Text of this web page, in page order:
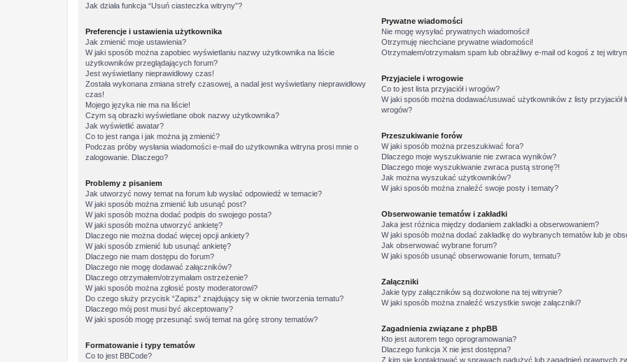
Jak działa funkcja “Usuń ciasteczka witryny”?
Preferencje i ustawienia użytkownika
Jak zmienić moje ustawienia?
W jaki sposób można zapobiec wyświetlaniu nazwy użytkownika na liście
użytkowników przeglądających forum?
Jest wyświetlany nieprawidłowy czas!
Została wykonana zmiana strefy czasowej, a nadal jest wyświetlany nieprawidłowy
czas!
Mojego języka nie ma na liście!
Czym są obrazki wyświetlane obok nazwy użytkownika?
Jak wyświetlić awatar?
Co to jest ranga i jak można ją zmienić?
Podczas próby wysłania wiadomości e-mail do użytkownika witryna prosi mnie o
zalogowanie. Dlaczego?
Problemy z pisaniem
Jak utworzyć nowy temat na forum lub wysłać odpowiedź w temacie?
W jaki sposób można zmienić lub usunąć post?
W jaki sposób można dodać podpis do swojego posta?
W jaki sposób można utworzyć ankietę?
Dlaczego nie można dodać więcej opcji ankiety?
W jaki sposób zmienić lub usunąć ankietę?
Dlaczego nie mam dostępu do forum?
Dlaczego nie mogę dodawać załączników?
Dlaczego otrzymałem/otrzymałam ostrzeżenie?
W jaki sposób można zgłosić posty moderatorowi?
Do czego służy przycisk “Zapisz” znajdujący się w oknie tworzenia tematu?
Dlaczego mój post musi być akceptowany?
W jaki sposób mogę przesunąć swój temat na górę strony tematów?
Formatowanie i typy tematów
Co to jest BBCode?
Prywatne wiadomości
Nie mogę wysyłać prywatnych wiadomości!
Otrzymuję niechciane prywatne wiadomości!
Otrzymałem/otrzymałam spam lub obraźliwy e-mail od kogoś z tej
Przyjaciele i wrogowie
Co to jest lista przyjaciół i wrogów?
W jaki sposób można dodawać/usuwać użytkowników z listy przyjaciół
wrogów?
Przeszukiwanie forów
W jaki sposób można przeszukiwać fora?
Dlaczego moje wyszukiwanie nie zwraca wyników?
Dlaczego moje wyszukiwanie zwraca pustą stronę?!
Jak można wyszukać użytkowników?
W jaki sposób można znaleźć swoje posty i tematy?
Obserwowanie tematów i zakładki
Jaka jest różnica między dodaniem zakładki a obserwowaniem?
W jaki sposób można dodać zakładkę do wybranych tematów lub je
Jak obserwować wybrane forum?
W jaki sposób usunąć obserwowanie forum, tematu?
Załączniki
Jakie typy załączników są dozwolone na tej witrynie?
W jaki sposób można znaleźć wszystkie swoje załączniki?
Zagadnienia związane z phpBB
Kto jest autorem tego oprogramowania?
Dlaczego funkcja X nie jest dostępna?
Z kim się kontaktować w sprawach nadużyć lub zagadnień prawnych